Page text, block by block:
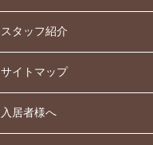
スタッフ紹介
サイトマップ
入居者様へ